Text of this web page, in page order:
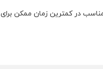
مناسب در کمترین زمان ممکن